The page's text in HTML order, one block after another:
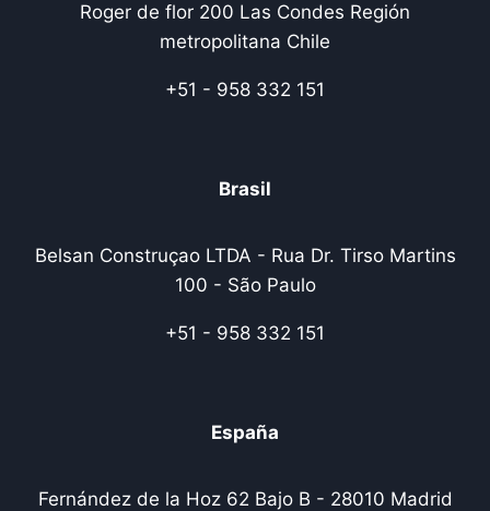
Roger de flor 200 Las Condes Región
metropolitana Chile
+51 - 958 332 151
Brasil
Belsan Construçao LTDA - Rua Dr. Tirso Martins
100 - São Paulo
+51 - 958 332 151
España
Fernández de la Hoz 62 Bajo B - 28010 Madrid